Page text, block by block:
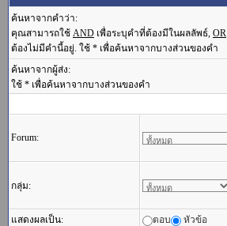
ค้นหาจากคำว่า:
คุณสามารถใช้ AND เพื่อระบุคำที่ต้องมีในผลลัพธ์, OR
ต้องไม่มีคำนี้อยู่. ใช้ * เพื่อค้นหาจากบางส่วนของคำ
ค้นหาจากผู้ส่ง:
ใช้ * เพื่อค้นหาจากบางส่วนของคำ
Forum:
กลุ่ม:
แสดงผลเป็น: ตอบ หัวข้อ